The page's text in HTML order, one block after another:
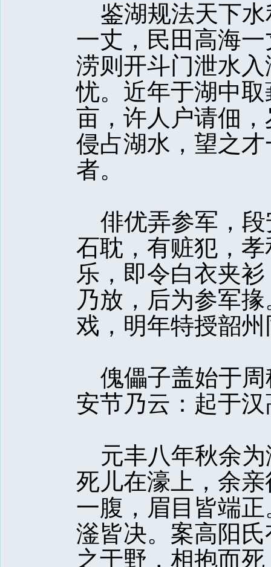
鉴湖规法天下水
一丈，民田高海
涝则开斗门泄水
忧。近年于湖中
亩，许人户请佃
侵占湖水，望之
者。
俳优弄参军，段
石耽，有赃犯，
乐，即令白衣夹
乃放，后为参军
戏，明年特授韶
傀儡子盖始于周
安节乃云：起于
元丰八年秋余为
死儿在濠上，余
一腹，眉目皆端
滏皆决。案高阳
之于野，相抱而